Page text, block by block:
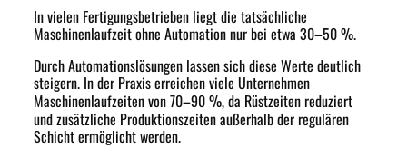
In vielen Fertigungsbetrieben liegt die tatsächliche
Maschinenlaufzeit ohne Automation nur bei etwa 30–50 %.
Durch Automationslösungen lassen sich diese Werte deutlich
steigern. In der Praxis erreichen viele Unternehmen
Maschinenlaufzeiten von70–90 %, da Rüstzeiten reduziert
und zusätzliche Produktionszeiten außerhalb der regulären
Schicht ermöglicht werden.